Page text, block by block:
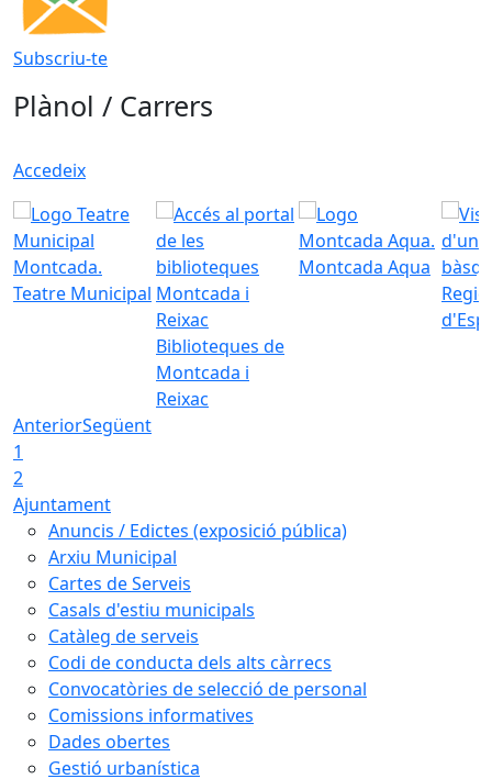
Subscriu-te
Plànol / Carrers
Accedeix
Teatre Municipal
Biblioteques de
Montcada i
Reixac
Montcada Aqua
AnteriorSegüent
1
2
Ajuntament
Anuncis / Edictes (exposició pública)
Arxiu Municipal
Cartes de Serveis
Casals d'estiu municipals
Catàleg de serveis
Codi de conducta dels alts càrrecs
Convocatòries de selecció de personal
Comissions informatives
Dades obertes
Gestió urbanística